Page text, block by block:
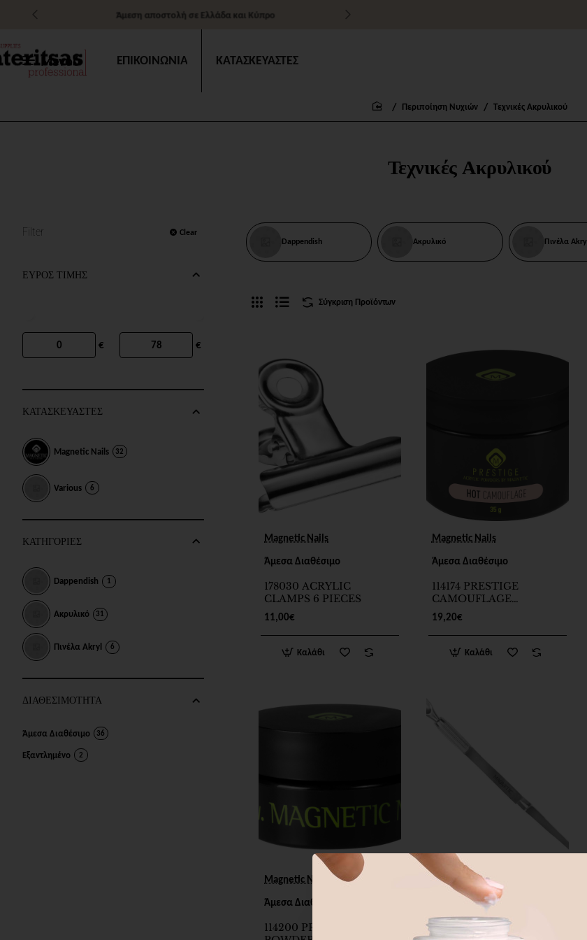
Άμεση αποστολή σε Ελλάδα και Κύπρο
Μενού ΕΠΙΚΟΙΝΩΝΙΑ ΚΑΤΑΣΚΕΥΑΣΤΕΣ
Τεχνικές Ακρυλικού
Περιποίηση Νυχιών Τεχνικές Ακρυλικού
Filter Clear
ΕΥΡΟΣ ΤΙΜΗΣ
€ €
ΚΑΤΑΣΚΕΥΑΣΤΕΣ
Magnetic Nails 32
Various 6
ΚΑΤΗΓΟΡΙΕΣ
Dappendish 1
Ακρυλικό 31
Πινέλα Akryl 6
ΔΙΑΘΕΣΙΜΟΤΗΤΑ
Άμεσα Διαθέσιμο 36
Εξαντλημένο 2
Dappendish Ακρυλικό Πινέλα Akryl
Σύγκριση Προϊόντων
Magnetic Nails
Άμεσα Διαθέσιμο
178030 ACRYLIC
CLAMPS 6 PIECES
11,00€
Καλάθι
Magnetic Nails
Άμεσα Διαθέσιμο
114174 PRESTIGE
CAMOUFLAGE
POWDER HOT PINK 35g
19,20€
Καλάθι
Magnetic Nails
Άμεσα Διαθέσιμο
114200 PRESTIGE
Magnetic Nails
Άμεσα Διαθέσιμο
178202 PINCHING TOOL